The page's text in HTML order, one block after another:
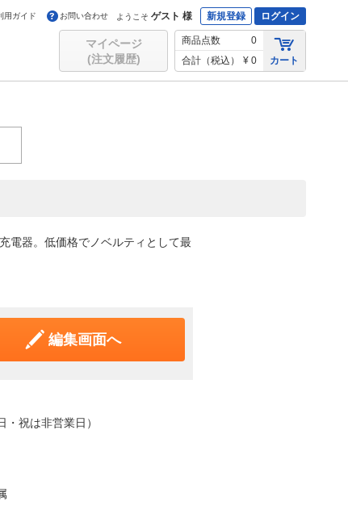
用ガイド お問い合わせ ようこそ ゲスト 様 新規登録 ログイン
マイページ
(注文履歴)
商品点数
0
合計（税込）
¥ 0 カート
電器。低価格でノベルティとして最
編集画面へ
祝は非営業日）